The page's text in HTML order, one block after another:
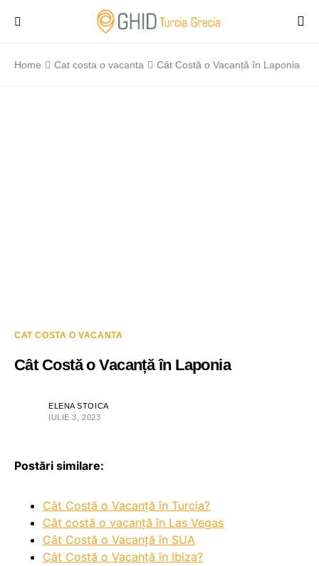
Home Cat costa o vacanta Cât Costă o Vacanță în Laponia
CAT COSTA O VACANTA
Cât Costă o Vacanță în Laponia
ELENA STOICA
IULIE 3, 2023
Postări similare:
Cât Costă o Vacanță în Turcia?
Cât costă o vacanță în Las Vegas
Cât Costă o Vacanță în SUA
Cât Costă o Vacanță în Ibiza?